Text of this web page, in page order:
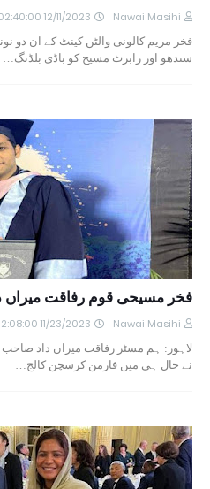
Nawai Masihi 12/11/2023 02:40:00 م
فخر مریم کالونی والٹن کینٹ کے ان دو
سندھو اور رابرٹ مسیح کو باڈی بلڈنگ…
فخر مسیحی قوم رفاقت میراں
Nawai Masihi 11/23/2023 02:08:00 م
لاہور: ہم مسٹر رفاقت میراں داد صاحب
نے حال ہی میں فارمن کرسچن کالج…